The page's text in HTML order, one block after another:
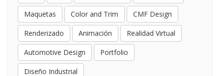
Maquetas Color and Trim CMF Design
Renderizado Animación Realidad Virtual
Automotive Design Portfolio
Diseño Industrial